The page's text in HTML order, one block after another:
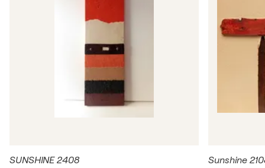
SUNSHINE 2408 Sunshine